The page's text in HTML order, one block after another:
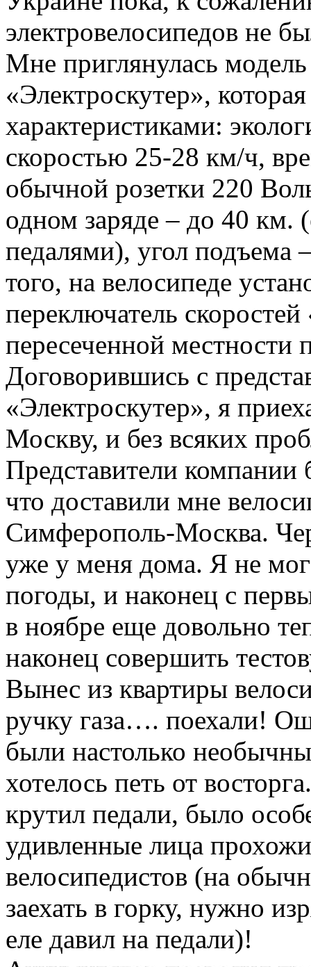
электровелосипедов не
Мне приглянулась
«Электроскутер»,
характеристиками:
скоростью 25-28 км/ч,
обычной розетки 220
одном заряде – до 40 км.
педалями), угол подъема
того, на велосипеде
переключатель
пересеченной местности
Договорившись с
«Электроскутер», я
Москву, и без всяких
Представители
что доставили мне
Симферополь-Москва.
уже у меня дома. Я не
погоды, и наконец с
в ноябре еще довольно
наконец совершить
Вынес из квартиры
ручку газа…. поехали!
были настолько
хотелось петь от
крутил педали, было
удивленные лица
велосипедистов (на
заехать в горку, нужно
еле давил на педали)!